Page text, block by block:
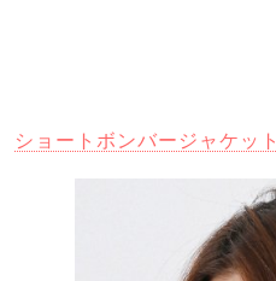
ショートボンバージャケット